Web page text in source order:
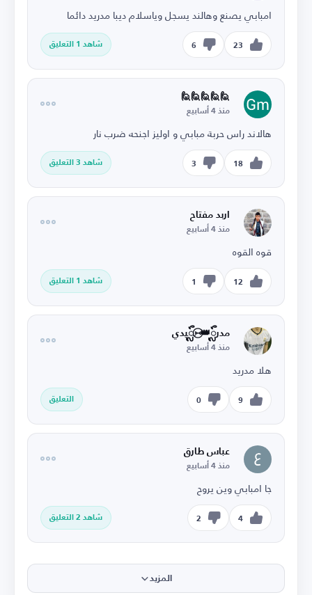
امبابي يصنع وهالند يسجل وياسلام ديبا مدريد دائما
23
6 شاهد 1 التعليق
🙋🙋🙋🙋🙋
منذ 4 أسابيع
هالاند راس حربة مبابي و اوليز اجنحه ضرب نار
18
3 شاهد 3 التعليق
اربد مفتاح
منذ 4 أسابيع
قوه القوه
12
1 شاهد 1 التعليق
‌مدرᬼ👑⑅⃝ـᬼيدي
منذ 4 أسابيع
هلا مدريد
9
0 التعليق
عباس طارق
منذ 4 أسابيع
جا امبابي وين يروح
4
2 شاهد 2 التعليق
المزيد